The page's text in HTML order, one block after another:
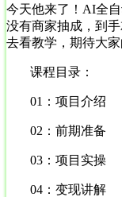
今天他来了！AI全
没有商家抽成，到
去看教学，期待大家
课程目录：
01：项目介绍
02：前期准备
03：项目实操
04：变现讲解